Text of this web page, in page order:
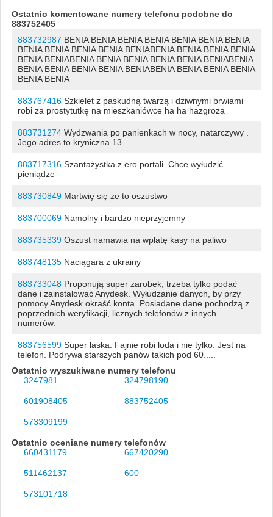
Ostatnio komentowane numery telefonu podobne do
883752405
883732987 BENIA BENIA BENIA BENIA BENIA BENIA BENIA
BENIA BENIA BENIA BENIA BENIABENIA BENIA BENIA BENIA
BENIA BENIABENIA BENIA BENIA BENIA BENIA BENIABENIA
BENIA BENIA BENIA BENIA BENIABENIA BENIA BENIA BENIA
BENIA BENIA
883767416Szkielet z paskudną twarzą i dziwnymi brwiami
robi za prostytutkę na mieszkaniówce ha ha hazgroza
883731274Wydzwania po panienkach w nocy, natarczywy .
Jego adres to kryniczna 13
883717316Szantażystka z ero portali. Chce wyłudzić
pieniądze
883730849Martwię się ze to oszustwo
883700069Namolny i bardzo nieprzyjemny
883735339Oszust namawia na wpłatę kasy na paliwo
883748135Naciągara z ukrainy
883733048Proponują super zarobek, trzeba tylko podać
dane i zainstalować Anydesk. Wyłudzanie danych, by przy
pomocy Anydesk okraść konta. Posiadane dane pochodzą z
poprzednich weryfikacji, licznych telefonów z innych
numerów.
883756599Super laska. Fajnie robi loda i nie tylko. Jest na
telefon. Podrywa starszych panów takich pod 60.....
Ostatnio wyszukiwane numery telefonu
3247981
324798190
601908405 883752405
573309199
Ostatnio oceniane numery telefonów
660431179
667420290
511462137 600
573101718